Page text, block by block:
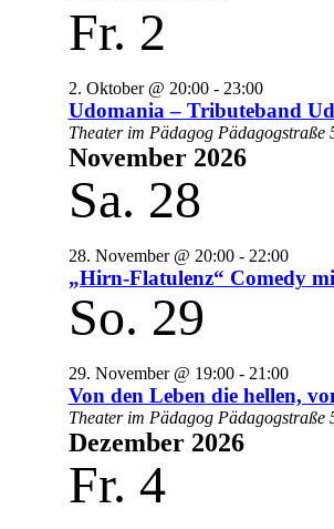
Fr. 2
2. Oktober @ 20:00- 23:00
Udomania – Tributeband
Theater im Pädagog Pädagogstraße
November 2026
Sa. 28
28. November @ 20:00- 22:00
„Hirn-Flatulenz“ Comedy
So. 29
29. November @ 19:00- 21:00
Von den Leben die hellen,
Theater im Pädagog Pädagogstraße
Dezember 2026
Fr. 4